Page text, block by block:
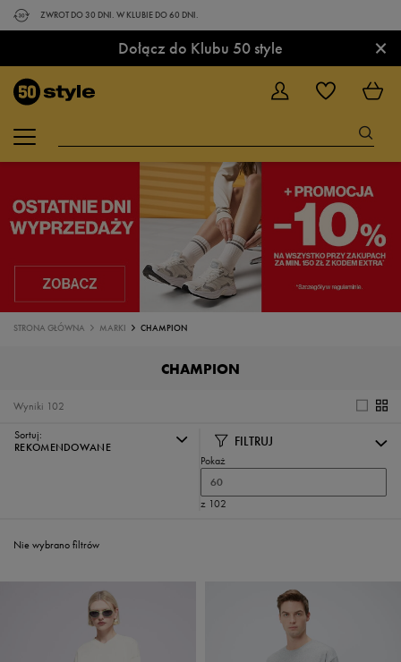
ZWROT DO 30 DNI. W KLUBIE DO 60 DNI.
Dołącz do Klubu 50 style ×
STRONA GŁÓWNA MARKI CHAMPION
CHAMPION
102
Wyniki
Sortuj:
REKOMENDOWANE
FILTRUJ
Pokaż
60
z 102
Nie wybrano filtrów